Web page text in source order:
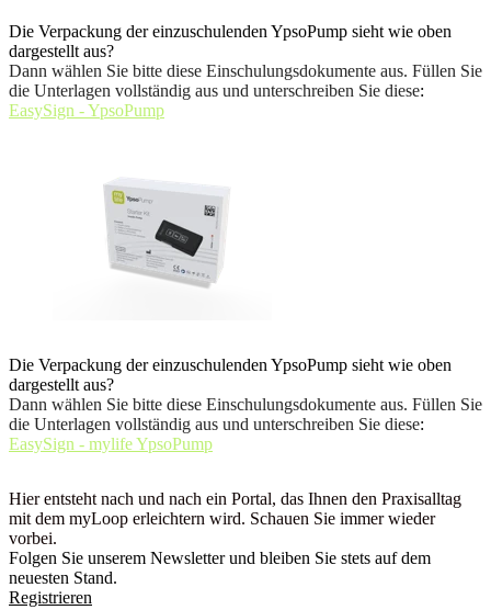
Die Verpackung der einzuschulenden YpsoPump sieht wie oben
dargestellt aus?
Dann wählen Sie bitte diese Einschulungsdokumente aus. Füllen Sie
die Unterlagen vollständig aus und unterschreiben Sie diese:
EasySign - YpsoPump
Die Verpackung der einzuschulenden YpsoPump sieht wie oben
dargestellt aus?
Dann wählen Sie bitte diese Einschulungsdokumente aus. Füllen Sie
die Unterlagen vollständig aus und unterschreiben Sie diese:
EasySign - mylife YpsoPump
Hier entsteht nach und nach ein Portal, das Ihnen den Praxisalltag
mit dem myLoop erleichtern wird. Schauen Sie immer wieder
vorbei.
Folgen Sie unserem Newsletter und bleiben Sie stets auf dem
neuesten Stand.
Registrieren